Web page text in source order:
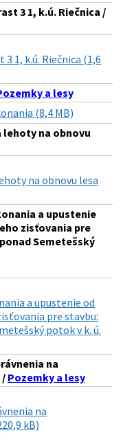
3 1, k.ú. Riečnica /
1, k.ú. Riečnica (1,6
a lesy
(8,4 MB)
na obnovu
na obnovu lesa
a upustenie
zisťovania pre
Semetešský
a upustenie od
pre stavbu:
potok v k. ú.
na
/Pozemky a lesy
na
kB)